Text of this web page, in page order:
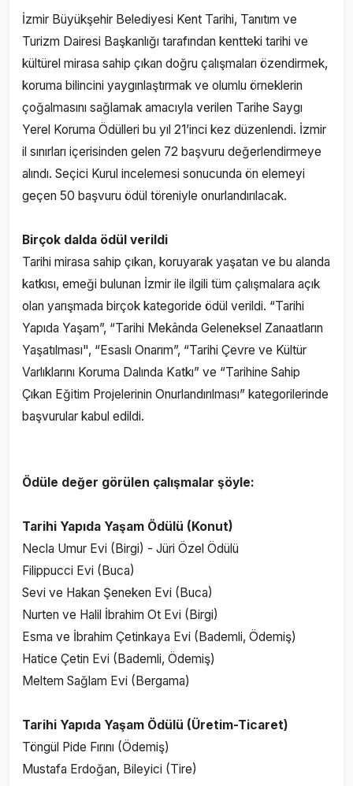
İzmir Büyükşehir Belediyesi Kent Tarihi, Tanıtım ve
Turizm Dairesi Başkanlığı tarafından kentteki tarihi ve
kültürel mirasa sahip çıkan doğru çalışmaları özendirmek,
koruma bilincini yaygınlaştırmak ve olumlu örneklerin
çoğalmasını sağlamak amacıyla verilen Tarihe Saygı
Yerel Koruma Ödülleri bu yıl 21’inci kez düzenlendi. İzmir
il sınırları içerisinden gelen 72 başvuru değerlendirmeye
alındı. Seçici Kurul incelemesi sonucunda ön elemeyi
geçen 50 başvuru ödül töreniyle onurlandırılacak.
Birçok dalda ödül verildi
Tarihi mirasa sahip çıkan, koruyarak yaşatan ve bu alanda
katkısı, emeği bulunan İzmir ile ilgili tüm çalışmalara açık
olan yarışmada birçok kategoride ödül verildi. “Tarihi
Yapıda Yaşam”, “Tarihi Mekânda Geleneksel Zanaatların
Yaşatılması", “Esaslı Onarım”, “Tarihi Çevre ve Kültür
Varlıklarını Koruma Dalında Katkı” ve “Tarihine Sahip
Çıkan Eğitim Projelerinin Onurlandırılması” kategorilerinde
başvurular kabul edildi.
Ödüle değer görülen çalışmalar şöyle:
Tarihi Yapıda Yaşam Ödülü​ (Konut)
Necla Umur Evi (Birgi) - Jüri Özel Ödülü
Filippucci Evi (Buca)
Sevi ve Hakan Şeneken Evi (Buca)
Nurten ve Halil İbrahim Ot Evi (Birgi)
Esma ve İbrahim Çetinkaya Evi (Bademli, Ödemiş)
Hatice Çetin Evi (Bademli, Ödemiş)
Meltem Sağlam Evi (Bergama)
Tarihi Yapıda Yaşam Ödülü​ (Üretim-Ticaret)
Töngül Pide Fırını (Ödemiş)
Mustafa Erdoğan, Bileyici (Tire)